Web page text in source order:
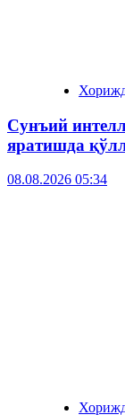
Сунъий
яратишда
08.08.2026 05:34